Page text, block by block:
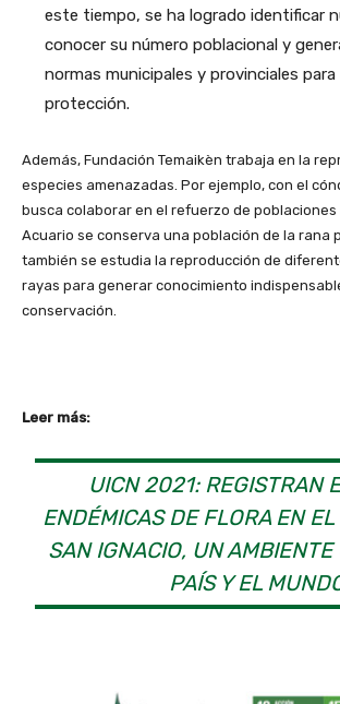
este tiempo, se ha logrado identificar
conocer su número poblacional y
normas municipales y provinciales para
protección.
Además, Fundación Temaikèn trabaja en la
especies amenazadas. Por ejemplo, con el
busca colaborar en el refuerzo de poblaciones
Acuario se conserva una población de la rana
también se estudia la reproducción de
rayas para generar conocimiento
conservación.
Leer más:
UICN 2021: REGISTRAN
ENDÉMICAS DE FLORA EN
SAN IGNACIO, UN AMBIENTE
PAÍS Y EL